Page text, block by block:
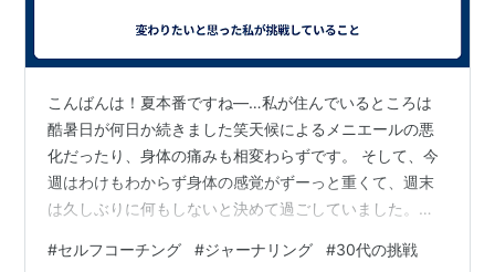
こんばんは！夏本番ですね―…私が住んでいるところは
酷暑日が何日か続きました笑天候によるメニエールの悪
化だったり、身体の痛みも相変わらずです。 そして、今
週はわけもわからず身体の感覚がずーっと重くて、週末
は久しぶりに何もしないと決めて過ごしていました。家
フレッシュが大事だなと。 ジャーナリングも何度も繰り
#セルフコーチング #ジャーナリング #30代の挑戦